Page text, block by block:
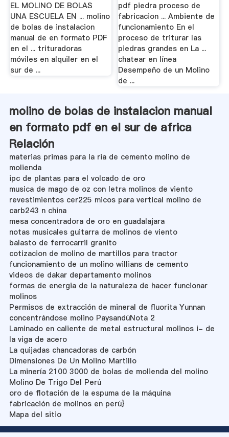
EL MOLINO DE BOLAS
UNA ESCUELA EN ... molino
de bolas de instalacion
manual de en formato PDF
en el ... trituradoras
móviles en alquiler en el
sur de ...
pdf piedra proceso de
fabricacion ... Ambiente de
funcionamiento En el
proceso de triturar las
piedras grandes en La ...
chatear en línea
Desempeño de un Molino
de ...
molino de bolas de instalacion manual
en formato pdf en el sur de africa
Relación
materias primas para la ria de cemento molino de
molienda
ipc de plantas para el volcado de oro
musica de mago de oz con letra molinos de viento
revestimientos cer225 micos para vertical molino de
carb243 n china
mesa concentradora de oro en guadalajara
notas musicales guitarra de molinos de viento
balasto de ferrocarril granito
cotizacion de molino de martillos para tractor
funcionamiento de un molino willians de cemento
videos de dakar departamento molinos
formas de energia de la naturaleza de hacer funcionar
molinos
Permisos de extracción de mineral de fluorita Yunnan
concentrándose molino PaysandúNota 2
Laminado en caliente de metal estructural molinos i- de
la viga de acero
La quijadas chancadoras de carbón
Dimensiones De Un Molino Martillo
La minería 2100 3000 de bolas de molienda del molino
Molino De Trigo Del Perú
oro de flotación de la espuma de la máquina
fabricación de molinos en perú}
Mapa del sitio